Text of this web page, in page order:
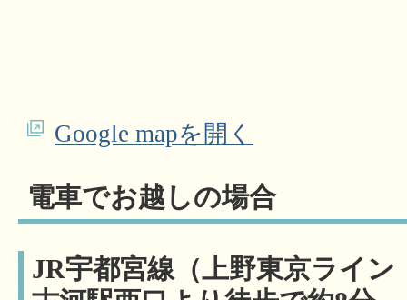
Google mapを開く
電車でお越しの場合
JR宇都宮線（上野東京ライ